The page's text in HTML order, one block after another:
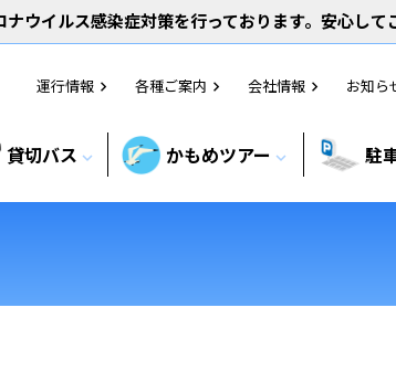
ウイルス感染症対策を行っております。安心して
運行情報 chevron_right 各種ご案内 chevron_right 会社情報 chevron_right お知ら
貸切バス expand_more かもめツアー expand_more 駐